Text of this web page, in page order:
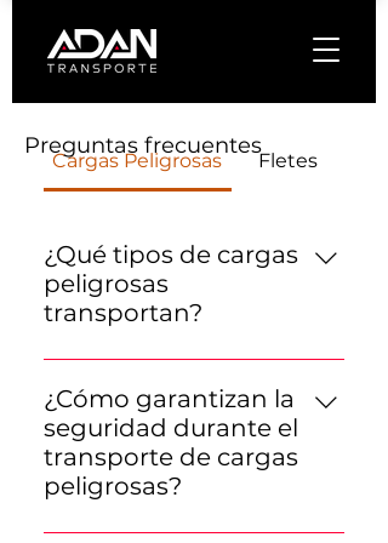
Cargas Peligrosas Fletes
¿Qué tipos de cargas
peligrosas
transportan?
Transportamos una amplia
variedad de cargas peligrosas,
incluyendo anticorrosivos,
tóxicos e inflamables. Estos
materiales requieren un
¿Cómo garantizan la
seguridad durante el
transporte de cargas
peligrosas?
Preguntas frecuentes